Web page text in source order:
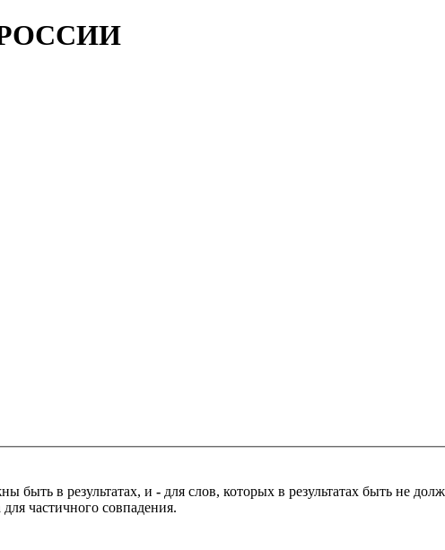
быть в результатах, и - для слов, которых в результатах быть не
частичного совпадения.